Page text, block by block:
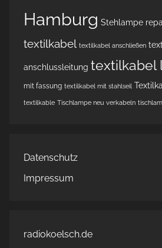
Hamburg Stehlampe
textilkabel textilkabel anschließen
anschlussleitung textilkabel
mit fassung textilkabel mit stahlseil
textilkable Tischlampe neu verkabeln
Datenschutz
Impressum
radiokoelsch.de